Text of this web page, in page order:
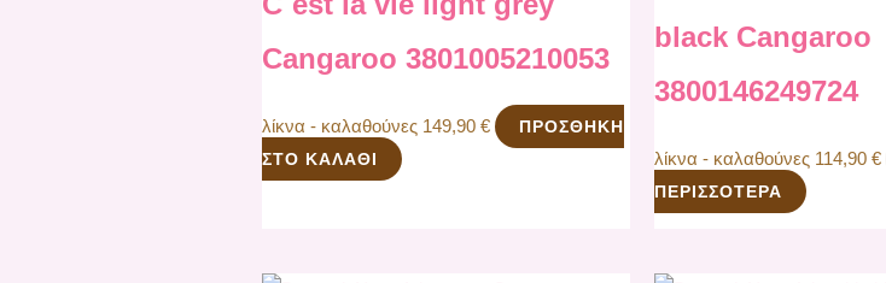
Cangaroo 3801005210053
λίκνα - καλαθούνες 149,90€
ΠΡΟΣΘΉΚΗ
ΣΤΟ ΚΑΛΆΘΙ
black Cangaroo
3800146249724
λίκνα - καλαθούνες 114,90€
ΠΕΡΙΣΣΌΤΕΡΑ